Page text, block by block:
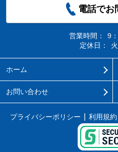
電話でお
営業時間：
9
定休日：
ホーム
お問い合わせ
プライバシーポリシー 利用規約